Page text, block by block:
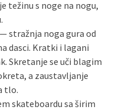
težinu s noge na nogu,
stražnja noga gura od
dasci. Kratki i lagani
Skretanje se uči blagim
a zaustavljanje
tlo.
skateboardu sa širim